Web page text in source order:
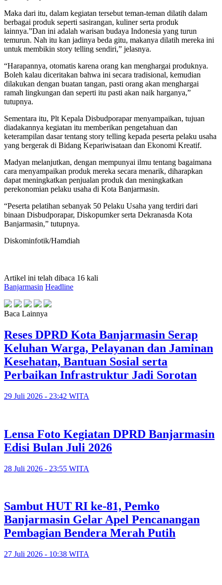
Maka dari itu, dalam kegiatan tersebut teman-teman dilatih dalam
berbagai produk seperti sasirangan, kuliner serta produk
lainnya.”Dan ini adalah warisan budaya Indonesia yang turun
temurun. Nah itu kan jadinya beda gitu, makanya dilatih mereka ini
untuk membikin story telling sendiri,” jelasnya.
“Harapannya, otomatis karena orang kan menghargai produknya.
Boleh kalau diceritakan bahwa ini secara tradisional, kemudian
dilakukan dengan buatan tangan, pasti orang akan menghargai
ramah lingkungan dan seperti itu pasti akan naik harganya,”
tutupnya.
Sementara itu, Plt Kepala Disbudporapar menyampaikan, tujuan
diadakannya kegiatan itu memberikan pengetahuan dan
keterampilan dasar tentang story telling kepada peserta pelaku usaha
yang bergerak di Bidang Kepariwisataan dan Ekonomi Kreatif.
Madyan melanjutkan, dengan mempunyai ilmu tentang bagaimana
cara menyampaikan produk mereka secara menarik, diharapkan
dapat meningkatkan penjualan produk dan meningkatkan
perekonomian pelaku usaha di Kota Banjarmasin.
“Peserta pelatihan sebanyak 50 Pelaku Usaha yang terdiri dari
binaan Disbudporapar, Diskopumker serta Dekranasda Kota
Banjarmasin,” tutupnya.
Diskominfotik/Hamdiah
Artikel ini telah dibaca 16 kali
Banjarmasin Headline
Baca Lainnya
Reses DPRD Kota Banjarmasin Serap
Keluhan Warga, Pelayanan dan Jaminan
Kesehatan, Bantuan Sosial serta
Perbaikan Infrastruktur Jadi Sorotan
29 Juli 2026 - 23:42 WITA
Lensa Foto Kegiatan DPRD Banjarmasin
Edisi Bulan Juli 2026
28 Juli 2026 - 23:55 WITA
Sambut HUT RI ke-81, Pemko
Banjarmasin Gelar Apel Pencanangan
Pembagian Bendera Merah Putih
27 Juli 2026 - 10:38 WITA